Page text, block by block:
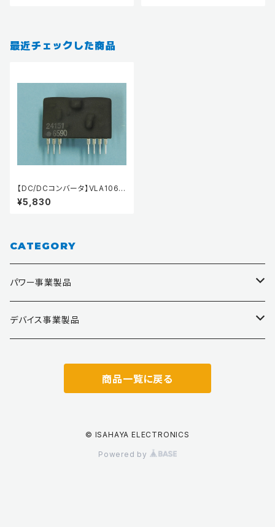
最近チェックした商品
【DC/DCコンバータ】VLA106-
24151
¥5,830
CATEGORY
パワー事業製品
ゲートドライバ
ハイブリッドIC
デバイス事業製品
トランジスタ・ダイオード
商品一覧に戻る
© ISAHAYA ELECTRONICS
Powered by